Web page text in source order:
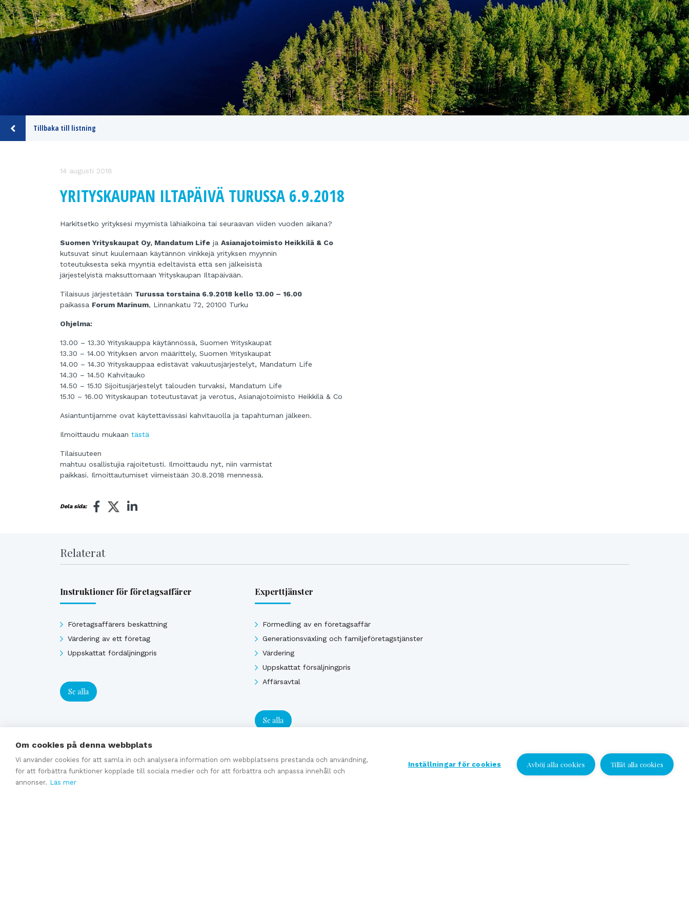
Tillbaka till listning
14 augusti 2018
YRITYSKAUPAN ILTAPÄIVÄ TURUSSA 6.9.2018
Harkitsetko yrityksesi myymistä lähiaikoina tai seuraavan viiden vuoden aikana?
Suomen Yrityskaupat Oy, Mandatum Life ja Asianajotoimisto Heikkilä & Co
kutsuvat sinut kuulemaan käytännön vinkkejä yrityksen myynnin
toteutuksesta sekä myyntiä edeltävistä että sen jälkeisistä
järjestelyistä maksuttomaan Yrityskaupan Iltapäivään.
Tilaisuus järjestetään Turussa torstaina 6.9.2018 kello 13.00 – 16.00
paikassa Forum Marinum, Linnankatu 72, 20100 Turku
Ohjelma:
13.00 – 13.30 Yrityskauppa käytännössä, Suomen Yrityskaupat
13.30 – 14.00 Yrityksen arvon määrittely, Suomen Yrityskaupat
14.00 – 14.30 Yrityskauppaa edistävät vakuutusjärjestelyt, Mandatum Life
14.30 – 14.50 Kahvitauko
14.50 – 15.10 Sijoitusjärjestelyt talouden turvaksi, Mandatum Life
15.10 – 16.00 Yrityskaupan toteutustavat ja verotus, Asianajotoimisto Heikkilä & Co
Asiantuntijamme ovat käytettävissäsi kahvitauolla ja tapahtuman jälkeen.
Ilmoittaudu mukaan tästä
Tilaisuuteen
mahtuu osallistujia rajoitetusti. Ilmoittaudu nyt, niin varmistat
paikkasi. Ilmoittautumiset viimeistään 30.8.2018 mennessä.
Dela sida:
Relaterat
Instruktioner för företagsaffärer
Företagsaffärers beskattning
Värdering av ett företag
Uppskattat fördäljningpris
Se alla
Experttjänster
Förmedling av en företagsaffär
Generationsväxling och familjeföretagstjänster
Värdering
Uppskattat försäljningpris
Affärsavtal
Se alla
Om cookies på denna webbplats
Vi använder cookies för att samla in och analysera information om webbplatsens prestanda och användning,
för att förbättra funktioner kopplade till sociala medier och för att förbättra och anpassa innehåll och
annonser. Läs mer
Inställningar för cookies Avböj alla cookies Tillåt alla cookies